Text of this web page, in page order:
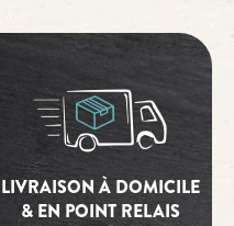
LIVRAISON À DOMICILE
& EN POINT RELAIS